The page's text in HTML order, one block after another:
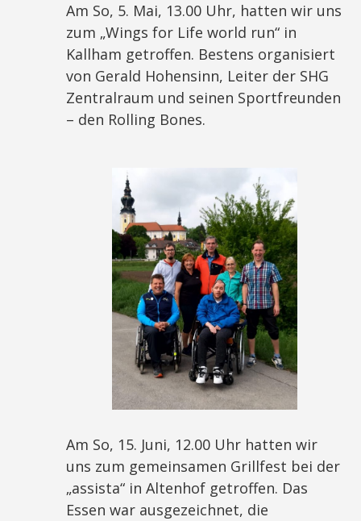
Am So, 5. Mai, 13.00 Uhr, hatten wir uns
zum „Wings for Life world run“ in
Kallham getroffen. Bestens organisiert
von Gerald Hohensinn, Leiter der SHG
Zentralraum und seinen Sportfreunden
– den Rolling Bones.
Am So, 15. Juni, 12.00 Uhr hatten wir
uns zum gemeinsamen Grillfest bei der
„assista“ in Altenhof getroffen. Das
Essen war ausgezeichnet, die